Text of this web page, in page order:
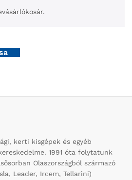
kerti kisgépek és egyéb
1991 óta folytatunk
Olaszországból származó
Leader, Ircem, Tellarini)